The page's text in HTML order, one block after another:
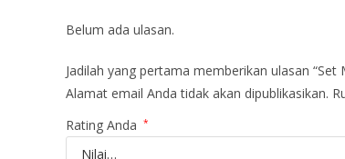
Belum ada ulasan.
Jadilah yang pertama memberikan ulasan
Alamat email Anda tidak akan dipublikasikan.
Rating Anda *